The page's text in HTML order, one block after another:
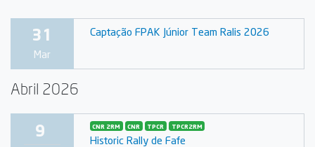
31
Mar
Captação FPAK Júnior Team Ralis 2026
Abril 2026
9 CNR 2RM CNR TPCR TPCR2RM
Historic Rally de Fafe